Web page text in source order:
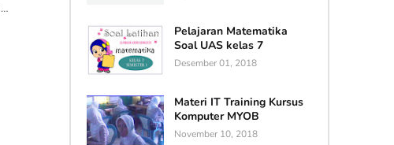
Pelajaran Matematika
Soal UAS kelas 7
Desember 01, 2018
Materi IT Training Kursus
Komputer MYOB
November 10, 2018